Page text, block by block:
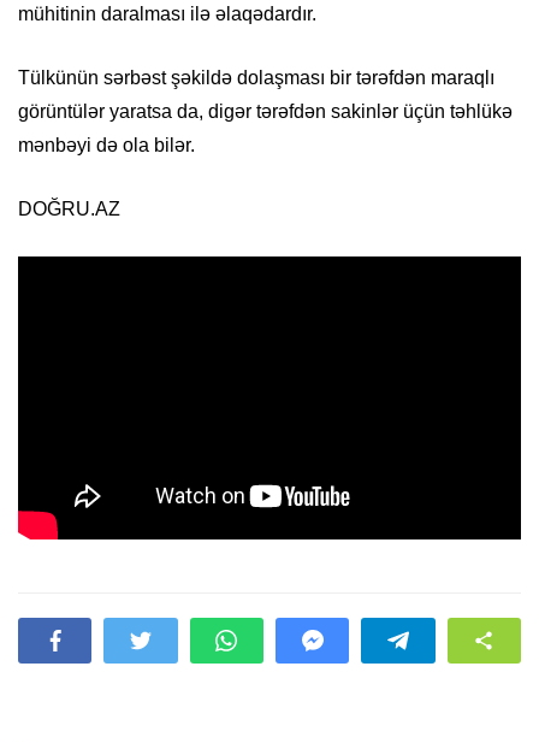
mühitinin daralması ilə əlaqədardır.
Tülkünün sərbəst şəkildə dolaşması bir tərəfdən maraqlı
görüntülər yaratsa da, digər tərəfdən sakinlər üçün təhlükə
mənbəyi də ola bilər.
DOĞRU.AZ